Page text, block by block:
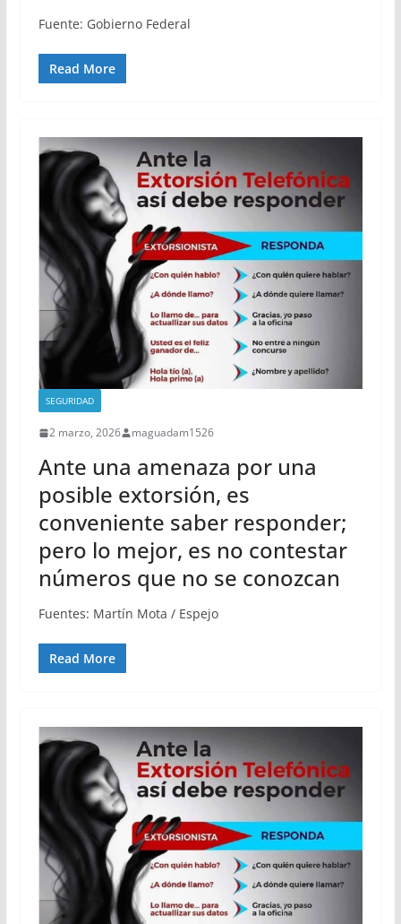
Fuente: Gobierno Federal
Read More
SEGURIDAD
2 marzo, 2026 maguadam1526
Ante una amenaza por una
posible extorsión, es
conveniente saber responder;
pero lo mejor, es no contestar
números que no se conozcan
Fuentes: Martín Mota / Espejo
Read More